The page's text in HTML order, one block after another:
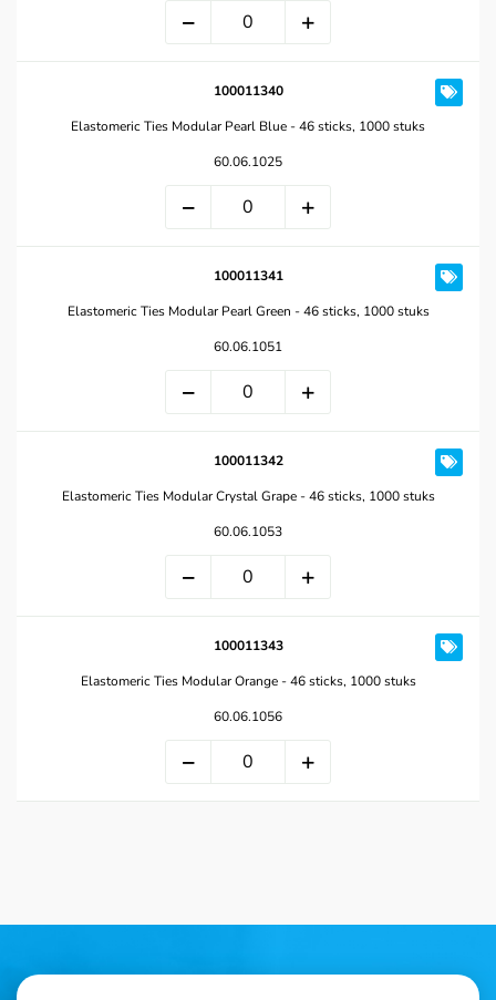
100011340
Elastomeric Ties Modular Pearl Blue - 46 sticks, 1000 stuks
60.06.1025
100011341
Elastomeric Ties Modular Pearl Green - 46 sticks, 1000 stuks
60.06.1051
100011342
Elastomeric Ties Modular Crystal Grape - 46 sticks, 1000 stuks
60.06.1053
100011343
Elastomeric Ties Modular Orange - 46 sticks, 1000 stuks
60.06.1056